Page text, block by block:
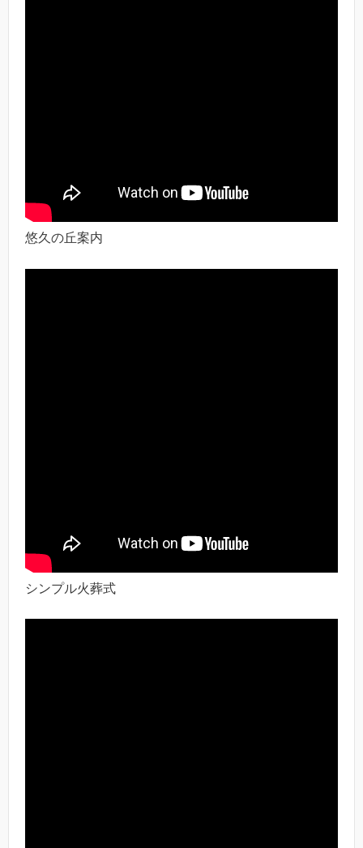
悠久の丘案内
シンプル火葬式